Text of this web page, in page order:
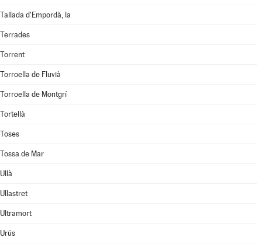
Tallada d'Empordà, la
Terrades
Torrent
Torroella de Fluvià
Torroella de Montgrí
Tortellà
Toses
Tossa de Mar
Ullà
Ullastret
Ultramort
Urús